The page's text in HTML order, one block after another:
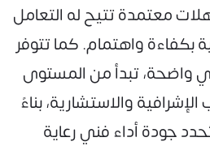
معتمدة تتيح له التعامل
بكفاءة واهتمام. كما تتوفر
واضحة، تبدأ من المستوى
والاستشارية، بناءً
جودة أداء فني رعاية